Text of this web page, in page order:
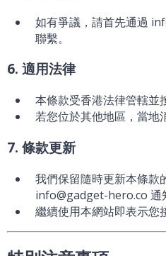
如有爭議，請首先通過
聯繫。
6. 適用法律
本條款受香港法律管轄並
若您位於其他地區，當地
7. 條款更新
我們保留隨時更新本條款
info@gadget-hero.co 通
繼續使用本網站即表示您